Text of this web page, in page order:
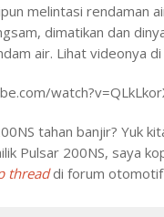
melintasi rendaman
dimatikan dan
air. Lihat videonya di
tahan banjir? Yuk
Pulsar 200NS, saya
threaddi forum otomotif